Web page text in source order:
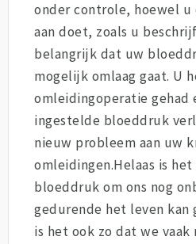
onder controle, hoewel u
aan doet, zoals u
belangrijk dat uw
mogelijk omlaag gaat. U
omleidingoperatie gehad
ingestelde bloeddruk
nieuw probleem aan uw
omleidingen.Helaas is
bloeddruk om ons nog
gedurende het leven kan
is het ook zo dat we